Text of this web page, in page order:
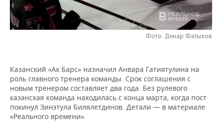
НЕФТЕХИМИЯ
НЕФТЬ
ЭНЕРГЕТИКА
РОЗНИЧНАЯ ТОРГОВЛЯ
НОВОСТИ ТЕХНОЛОГИЙ
ТЕЛЕКОММУНИКАЦИИ
МЕРОПРИЯТИЯ
БИЗНЕС-БРАНЧИ
ONLINE-КОНФЕРЕНЦИИ
ФУТБОЛ
ХОККЕЙ
ОБЩЕСТВО
НОВОСТИ ОБЩЕСТВА
ВЛАСТЬ
ФОТОГАЛЕРЕЯ
СЮЖЕТЫ
Фото: Динар Фатыхов
Казанский «Ак Барс» назначил Анвара Гатиятулина на
роль главного тренера команды. Срок соглашения с
новым тренером составляет два года. Без рулевого
казанская команда находилась с конца марта, когда пост
покинул Зинэтула Билялетдинов. Детали — в материале
«Реального времени».